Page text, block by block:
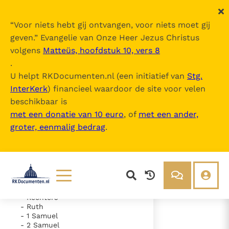
“Voor niets hebt gij ontvangen, voor niets moet gij
geven.” Evangelie van Onze Heer Jezus Christus
volgens Matteüs, hoofdstuk 10, vers 8
.
U helpt RKDocumenten.nl (een initiatief van Stg.
InterKerk) financieel waardoor de site voor velen
beschikbaar is
met een donatie van 10 euro, of met een ander,
groter, eenmalig bedrag.
Lezen
Documenten
Over ons
De Bijbel
Inhoudsopgave
uitklappen
- Oude Testament
- Exodus
- Numeri
- Deuteronomium
- Rechters
- Ruth
- 1 Samuel
- 2 Samuel
- Hoofdstuk 26